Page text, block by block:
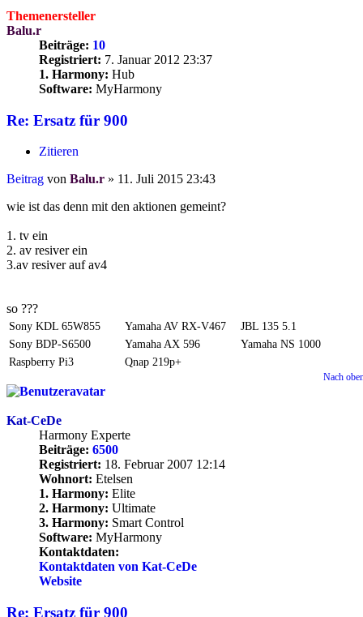
Themenersteller
Balu.r
Beiträge: 10
Registriert: 7. Januar 2012 23:37
1. Harmony: Hub
Software: MyHarmony
Re: Ersatz für 900
Zitieren
Beitrag von Balu.r » 11. Juli 2015 23:43
wie ist das denn mit den aktionen gemeint?
1. tv ein
2. av resiver ein
3.av resiver auf av4
so ???
Sony KDL 65W855 Yamaha AV RX-V467
JBL 135 5.1
Sony BDP-S6500
Yamaha AX 596
Yamaha NS 1000
Raspberry Pi3
Qnap 219p+
Nach
Kat-CeDe
Harmony Experte
Beiträge: 6500
Registriert: 18. Februar 2007 12:14
Wohnort: Etelsen
1. Harmony: Elite
2. Harmony: Ultimate
3. Harmony: Smart Control
Software: MyHarmony
Kontaktdaten:
Kontaktdaten von Kat-CeDe
Website
Re: Ersatz für 900